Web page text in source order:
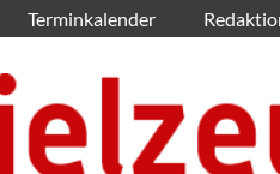
Terminkalender